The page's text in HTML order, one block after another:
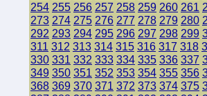
254 255 256 257 258 259 260 261
273 274 275 276 277 278 279 280
292 293 294 295 296 297 298 299
311 312 313 314 315 316 317 318
330 331 332 333 334 335 336 337
349 350 351 352 353 354 355 356
368 369 370 371 372 373 374 375